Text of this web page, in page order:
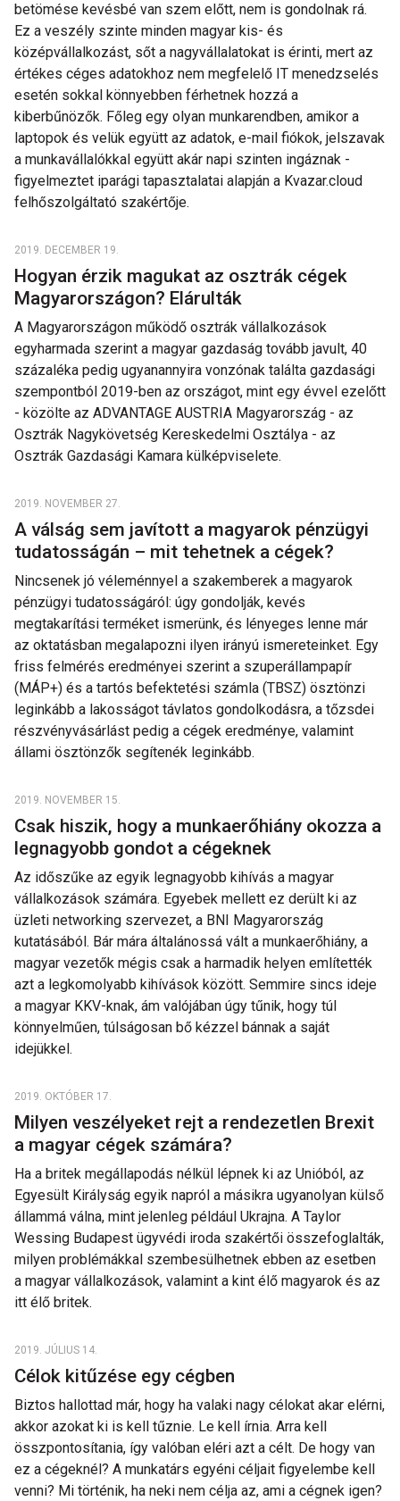
betömése kevésbé van szem előtt, nem is gondolnak rá.
Ez a veszély szinte minden magyar kis- és
középvállalkozást, sőt a nagyvállalatokat is érinti, mert az
értékes céges adatokhoz nem megfelelő IT menedzselés
esetén sokkal könnyebben férhetnek hozzá a
kiberbűnözők. Főleg egy olyan munkarendben, amikor a
laptopok és velük együtt az adatok, e-mail fiókok, jelszavak
a munkavállalókkal együtt akár napi szinten ingáznak -
figyelmeztet iparági tapasztalatai alapján a Kvazar.cloud
felhőszolgáltató szakértője.
2019. DECEMBER 19.
Hogyan érzik magukat az osztrák cégek
Magyarországon? Elárulták
A Magyarországon működő osztrák vállalkozások
egyharmada szerint a magyar gazdaság tovább javult, 40
százaléka pedig ugyanannyira vonzónak találta gazdasági
szempontból 2019-ben az országot, mint egy évvel ezelőtt
- közölte az ADVANTAGE AUSTRIA Magyarország - az
Osztrák Nagykövetség Kereskedelmi Osztálya - az
Osztrák Gazdasági Kamara külképviselete.
2019. NOVEMBER 27.
A válság sem javított a magyarok pénzügyi
tudatosságán – mit tehetnek a cégek?
Nincsenek jó véleménnyel a szakemberek a magyarok
pénzügyi tudatosságáról: úgy gondolják, kevés
megtakarítási terméket ismerünk, és lényeges lenne már
az oktatásban megalapozni ilyen irányú ismereteinket. Egy
friss felmérés eredményei szerint a szuperállampapír
(MÁP+) és a tartós befektetési számla (TBSZ) ösztönzi
leginkább a lakosságot távlatos gondolkodásra, a tőzsdei
részvényvásárlást pedig a cégek eredménye, valamint
állami ösztönzők segítenék leginkább.
2019. NOVEMBER 15.
Csak hiszik, hogy a munkaerőhiány okozza a
legnagyobb gondot a cégeknek
Az időszűke az egyik legnagyobb kihívás a magyar
vállalkozások számára. Egyebek mellett ez derült ki az
üzleti networking szervezet, a BNI Magyarország
kutatásából. Bár mára általánossá vált a munkaerőhiány, a
magyar vezetők mégis csak a harmadik helyen említették
azt a legkomolyabb kihívások között. Semmire sincs ideje
a magyar KKV-knak, ám valójában úgy tűnik, hogy túl
könnyelműen, túlságosan bő kézzel bánnak a saját
idejükkel.
2019. OKTÓBER 17.
Milyen veszélyeket rejt a rendezetlen Brexit
a magyar cégek számára?
Ha a britek megállapodás nélkül lépnek ki az Unióból, az
Egyesült Királyság egyik napról a másikra ugyanolyan külső
állammá válna, mint jelenleg például Ukrajna. A Taylor
Wessing Budapest ügyvédi iroda szakértői összefoglalták,
milyen problémákkal szembesülhetnek ebben az esetben
a magyar vállalkozások, valamint a kint élő magyarok és az
itt élő britek.
2019. JÚLIUS 14.
Célok kitűzése egy cégben
Biztos hallottad már, hogy ha valaki nagy célokat akar elérni,
akkor azokat ki is kell tűznie. Le kell írnia. Arra kell
összpontosítania, így valóban eléri azt a célt. De hogy van
ez a cégeknél? A munkatárs egyéni céljait figyelembe kell
venni? Mi történik, ha neki nem célja az, ami a cégnek igen?